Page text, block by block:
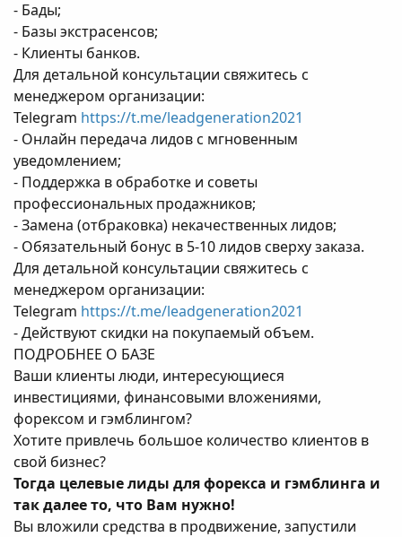
- Бады;
- Базы экстрасенсов;
- Клиенты банков.
Для детальной консультации свяжитесь с
менеджером организации:
Telegram https://t.me/leadgeneration2021
- Онлайн передача лидов с мгновенным
уведомлением;
- Поддержка в обработке и советы
профессиональных продажников;
- Замена (отбраковка) некачественных лидов;
- Обязательный бонус в 5-10 лидов сверху заказа.
Для детальной консультации свяжитесь с
менеджером организации:
Telegram https://t.me/leadgeneration2021
- Действуют скидки на покупаемый объем.
ПОДРОБНЕЕ О БАЗЕ
Ваши клиенты люди, интересующиеся
инвестициями, финансовыми вложениями,
форексом и гэмблингом?
Хотите привлечь большое количество клиентов в
свой бизнес?
Тогда целевые лиды для форекса и гэмблинга и
так далее то, что Вам нужно!
Вы вложили средства в продвижение, запустили